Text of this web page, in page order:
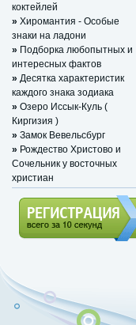
коктейлей
» Хиромантия - Особые
знаки на ладони
» Подборка любопытных и
интересных фактов
» Десятка характеристик
каждого знака зодиака
» Озеро Иссык-Куль (
Киргизия )
» Замок Вевельсбург
» Рождество Христово и
Сочельник у восточных
христиан